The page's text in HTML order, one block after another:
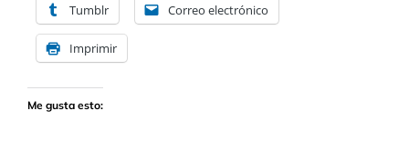
Tumblr Correo electrónico
Imprimir
Me gusta esto: